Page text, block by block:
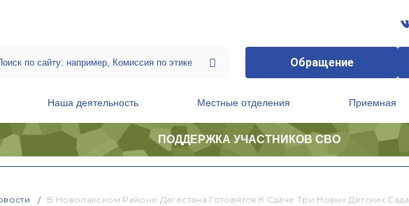
Обращение
Наша деятельность Местные отделения Приемная
ПОДДЕРЖКА УЧАСТНИКОВ СВО
В Новолакском Районе Дагестана Готовятся К Сдаче Три Новых Детских Сада